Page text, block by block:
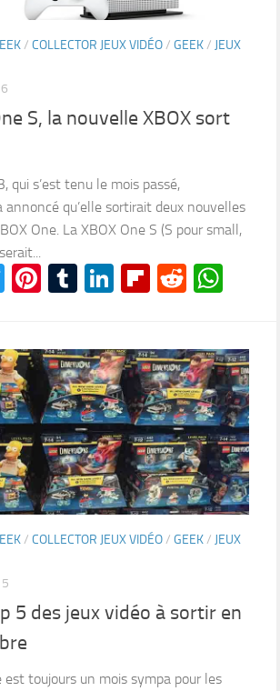
/ COLLECTOR JEUX VIDÉO/ GEEK/ JEUX
S, la nouvelle XBOX sort
qui s’est tenu le mois passé,
annoncé qu’elle sortirait deux nouvelles
One. La XBOX One S (S pour small,
Twitter
Pinterest
Tumblr
LinkedIn
Flipboard
Reddit
/ COLLECTOR JEUX VIDÉO/ GEEK/ JEUX
5 des jeux vidéo à sortir en
est toujours un mois sympa pour les